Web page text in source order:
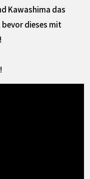
Kawashima das
dieses mit